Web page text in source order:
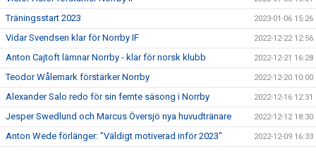
Träningsstart 2023 2023-01-06 15:26
Vidar Svendsen klar för Norrby IF 2022-12-22 12:56
Anton Cajtoft lämnar Norrby - klar för norsk klubb 2022-12-21 16:28
Teodor Wålemark förstärker Norrby 2022-12-20 10:00
Alexander Salo redo för sin femte säsong i Norrby 2022-12-16 12:31
Jesper Swedlund och Marcus Översjö nya huvudtränare 2022-12-12 18:30
Anton Wede förlänger: ”Väldigt motiverad inför 2023" 2022-12-09 16:33